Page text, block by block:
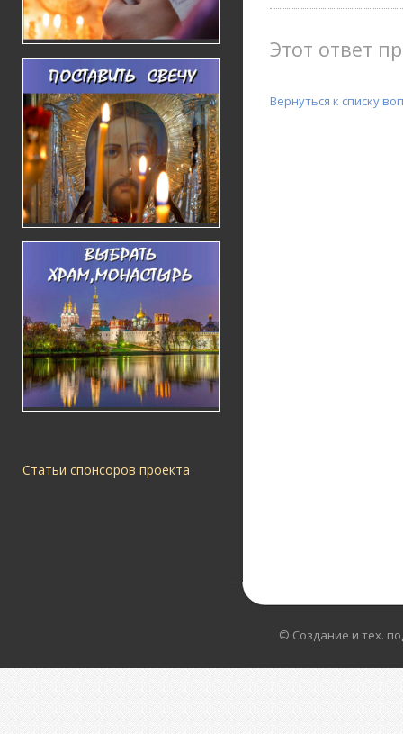
Статьи спонсоров проекта
Этот ответ
Вернуться к списку
© Создание и тех.